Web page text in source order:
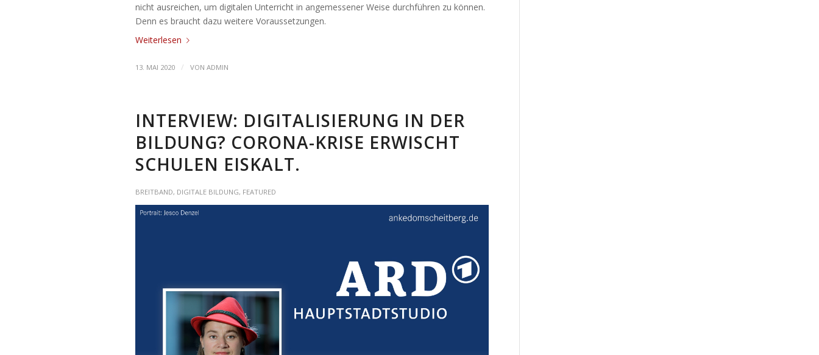
nicht ausreichen, um digitalen Unterricht in angemessener Weise durchführen zu können.
Denn es braucht dazu weitere Voraussetzungen.
Weiterlesen
13. MAI 2020 / VON ADMIN
INTERVIEW: DIGITALISIERUNG IN DER
BILDUNG? CORONA-KRISE ERWISCHT
SCHULEN EISKALT.
BREITBAND, DIGITALE BILDUNG, FEATURED